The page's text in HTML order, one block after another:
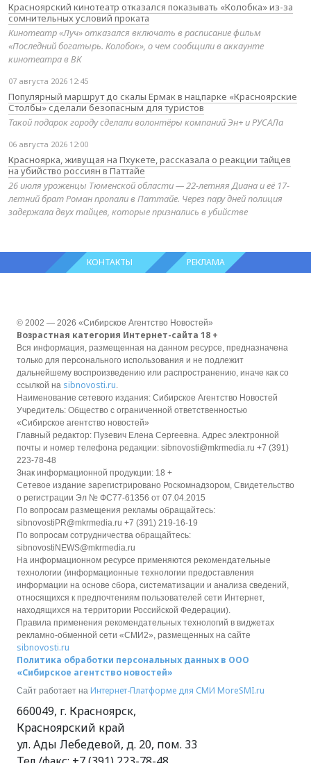
Красноярский кинотеатр отказался показывать «Колобка» из-за
сомнительных условий проката
Кинотеатр «Луч» отказался включать в расписание фильм
«Последний богатырь. Колобок», о чем сообщили в аккаунте
кинотеатра в ВК
07 августа 2026 12:45
Популярный маршрут до скалы Ермак в нацпарке «Красноярские
Столбы» сделали безопасным для туристов
Такой подарок городу сделали волонтёры компаний Эн+ и РУСАЛа
06 августа 2026 12:00
Красноярка, живущая на Пхукете, рассказала о реакции тайцев
на убийство россиян в Паттайе
26 июля уроженцы Тюменской области — 22-летняя Диана и её 17-
летний брат Роман пропали в Паттайе. Через пару дней полиция
задержала двух тайцев, которые признались в убийстве
КОНТАКТЫ РЕКЛАМА
© 2002 — 2026 «Сибирское Агентство Новостей»
Возрастная категория Интернет-сайта 18 +
Вся информация, размещенная на данном ресурсе, предназначена
только для персонального использования и не подлежит
дальнейшему воспроизведению или распространению, иначе как со
ссылкой на sibnovosti.ru.
Наименование сетевого издания: Сибирское Агентство Новостей
Учредитель: Общество с ограниченной ответственностью
«Сибирское агентство новостей»
Главный редактор: Пузевич Елена Сергеевна. Адрес электронной
почты и номер телефона редакции: sibnovosti@mkrmedia.ru +7 (391)
223-78-48
Знак информационной продукции: 18 +
Сетевое издание зарегистрировано Роскомнадзором, Свидетельство
о регистрации Эл № ФС77-61356 от 07.04.2015
По вопросам размещения рекламы обращайтесь:
sibnovostiPR@mkrmedia.ru +7 (391) 219-16-19
По вопросам сотрудничества обращайтесь:
sibnovostiNEWS@mkrmedia.ru
На информационном ресурсе применяются рекомендательные
технологии (информационные технологии предоставления
информации на основе сбора, систематизации и анализа сведений,
относящихся к предпочтениям пользователей сети Интернет,
находящихся на территории Российской Федерации).
Правила применения рекомендательных технологий в виджетах
рекламно-обменной сети «СМИ2», размещенных на сайте
sibnovosti.ru
Политика обработки персональных данных в ООО
«Сибирское агентство новостей»
Сайт работает на Интернет-Платформе для СМИ MoreSMI.ru
660049, г. Красноярск,
Красноярский край
ул. Ады Лебедевой, д. 20, пом. 33